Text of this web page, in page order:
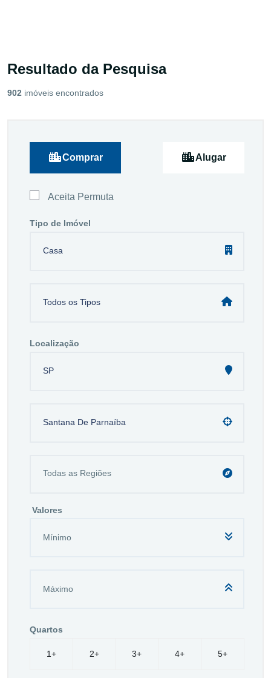
Resultado da Pesquisa
902 imóveis encontrados
Comprar Alugar
Aceita Permuta
Tipo de Imóvel
Casa
Todos os Tipos
Localização
SP
Santana De Parnaíba
Valores
Quartos
1+ 2+ 3+ 4+ 5+